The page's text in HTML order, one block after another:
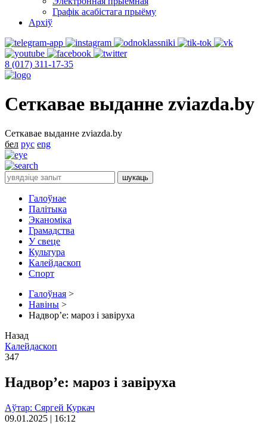
Графік асабістага прыёму
Архіў
8 (017) 311-17-35
Сеткавае выданне zviazda.by
Сеткавае выданне zviazda.by
бел рус eng
Галоўнае
Палітыка
Эканоміка
Грамадства
У свеце
Культура
Калейдаскоп
Спорт
Галоўная >
Навіны >
Надвор’е: мароз і завіруха
Назад
Калейдаскоп
347
Надвор’е: мароз і завіруха
Аўтар: Сяргей Куркач
09.01.2025 | 16:12